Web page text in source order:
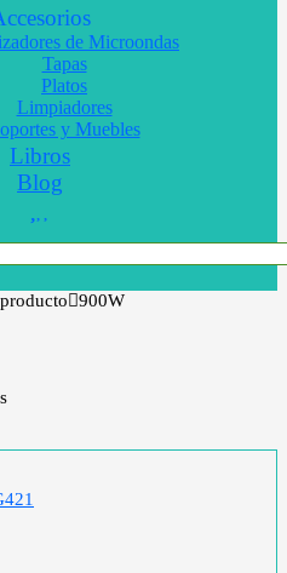
de Microondas
Tapas
Platos
Limpiadores
y Muebles
Libros
Blog
900W